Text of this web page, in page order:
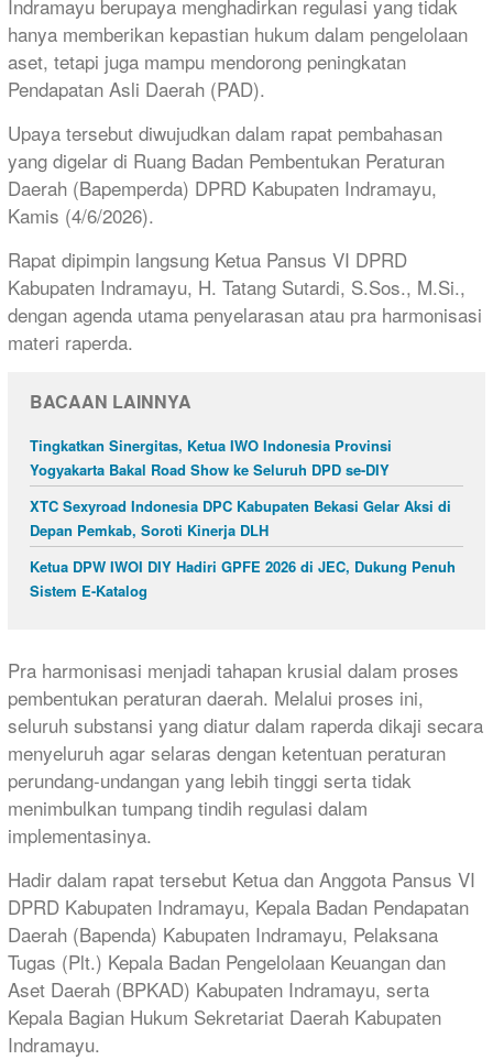
Indramayu berupaya menghadirkan regulasi yang tidak
hanya memberikan kepastian hukum dalam pengelolaan
aset, tetapi juga mampu mendorong peningkatan
Pendapatan Asli Daerah (PAD).
Upaya tersebut diwujudkan dalam rapat pembahasan
yang digelar di Ruang Badan Pembentukan Peraturan
Daerah (Bapemperda) DPRD Kabupaten Indramayu,
Kamis (4/6/2026).
Rapat dipimpin langsung Ketua Pansus VI DPRD
Kabupaten Indramayu, H. Tatang Sutardi, S.Sos., M.Si.,
dengan agenda utama penyelarasan atau pra harmonisasi
materi raperda.
BACAAN LAINNYA
Tingkatkan Sinergitas, Ketua IWO Indonesia Provinsi
Yogyakarta Bakal Road Show ke Seluruh DPD se-DIY
XTC Sexyroad Indonesia DPC Kabupaten Bekasi Gelar Aksi di
Depan Pemkab, Soroti Kinerja DLH
Ketua DPW IWOI DIY Hadiri GPFE 2026 di JEC, Dukung Penuh
Sistem E-Katalog
Pra harmonisasi menjadi tahapan krusial dalam proses
pembentukan peraturan daerah. Melalui proses ini,
seluruh substansi yang diatur dalam raperda dikaji secara
menyeluruh agar selaras dengan ketentuan peraturan
perundang-undangan yang lebih tinggi serta tidak
menimbulkan tumpang tindih regulasi dalam
implementasinya.
Hadir dalam rapat tersebut Ketua dan Anggota Pansus VI
DPRD Kabupaten Indramayu, Kepala Badan Pendapatan
Daerah (Bapenda) Kabupaten Indramayu, Pelaksana
Tugas (Plt.) Kepala Badan Pengelolaan Keuangan dan
Aset Daerah (BPKAD) Kabupaten Indramayu, serta
Kepala Bagian Hukum Sekretariat Daerah Kabupaten
Indramayu.